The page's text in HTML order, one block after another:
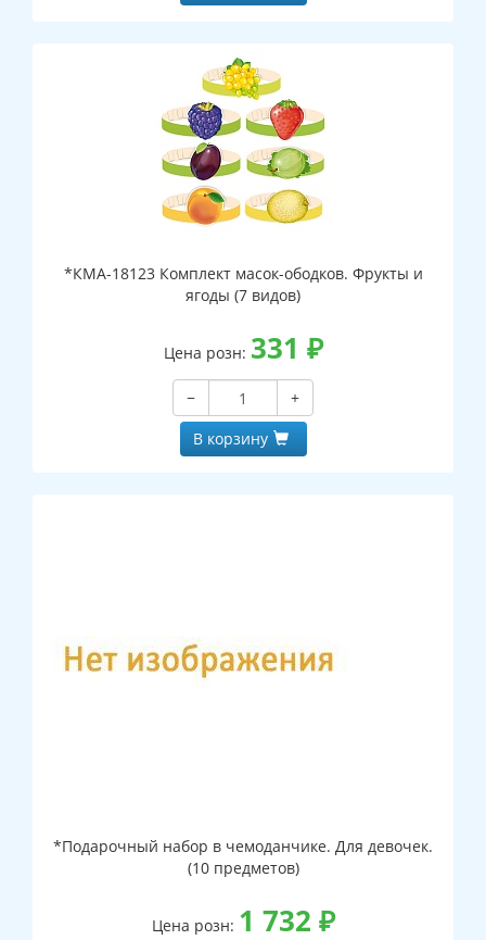
*КМА-18123 Комплект масок-ободков. Фрукты и
ягоды (7 видов)
Цена розн: 331 ₽
−
+
В корзину
*Подарочный набор в чемоданчике. Для девочек.
(10 предметов)
Цена розн: 1 732 ₽